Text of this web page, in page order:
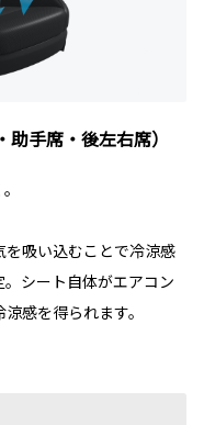
手席・後左右席）
吸い込むことで冷涼感
シート自体がエアコン
感を得られます。